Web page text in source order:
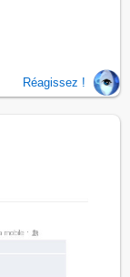
Réagissez !